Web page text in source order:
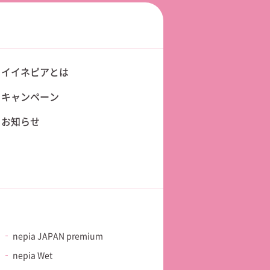
イイネピアとは
キャンペーン
お知らせ
nepia JAPAN premium
nepia Wet